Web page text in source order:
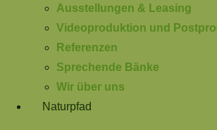
Ausstellungen & Leasing
Videoproduktion und
Referenzen
Sprechende Bänke
Wir über uns
Naturpfad